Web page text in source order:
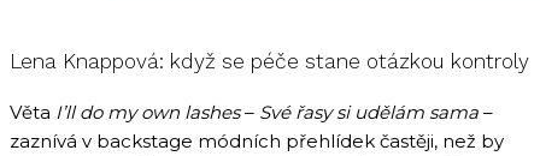
Lena Knappová: když se péče stane otázkou kontroly
Věta I’ll do my own lashes– Své řasy si udělám sama –
zaznívá v backstage módních přehlídek častěji, než by